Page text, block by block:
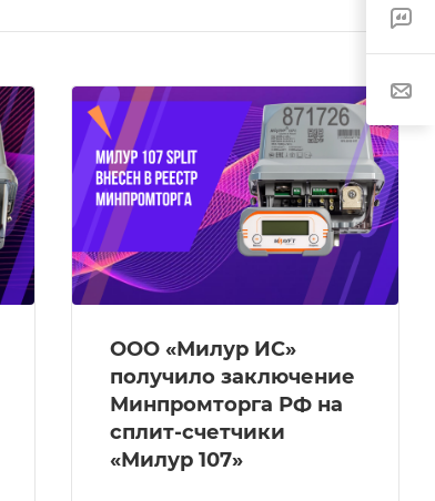
ООО «Милур ИС»
получило заключение
Минпромторга РФ на
сплит-счетчики
«Милур 107»